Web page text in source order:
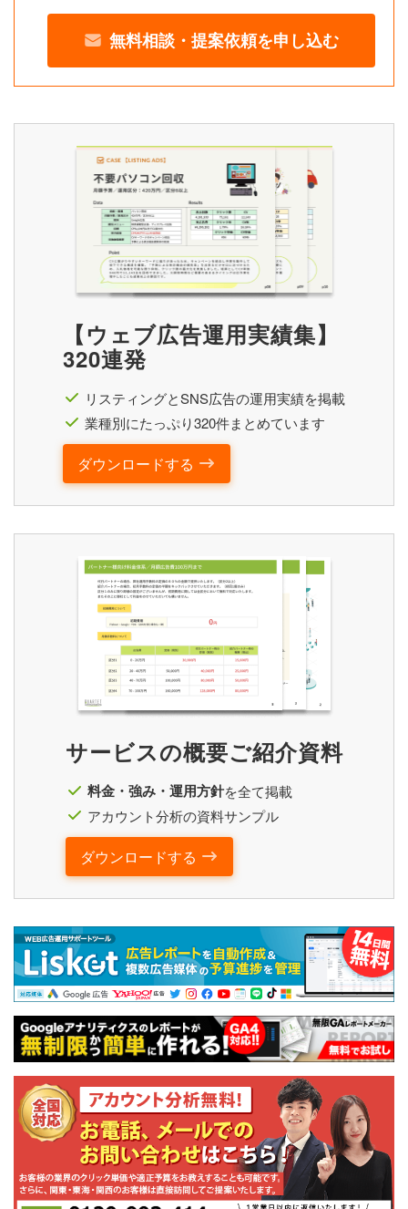
無料相談・提案依頼を申し込む
【ウェブ広告運用実績集】
320連発
リスティングとSNS広告の運用実績を掲載
業種別にたっぷり320件まとめています
ダウンロードする
サービスの概要ご紹介資料
料金・強み・運用方針を全て掲載
アカウント分析の資料サンプル
ダウンロードする